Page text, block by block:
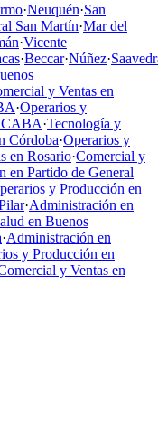
·Neuquén·San
San Martín·Mar del
·Vicente
·Beccar·Núñez·
y Ventas en
·Operarios y
CABA·Tecnología y
Córdoba·Operarios y
en Rosario·Comercial y
en Partido de General
y Producción en
·Administración en
en Buenos
·Administración en
y Producción en
y Ventas en